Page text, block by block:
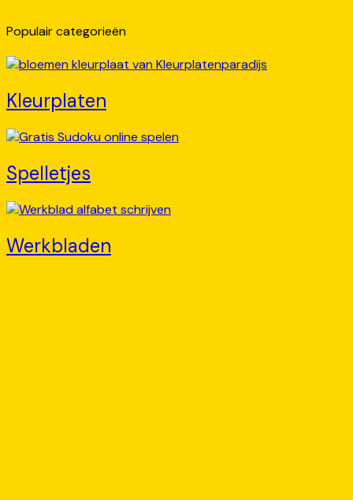
Populair categorieën
Kleurplaten
Spelletjes
Werkbladen